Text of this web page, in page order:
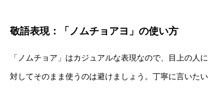
敬語表現：「ノムチョアヨ」の使い方
「ノムチョア」はカジュアルな表現なので、目上の人に
対してそのまま使うのは避けましょう。丁寧に言いたい